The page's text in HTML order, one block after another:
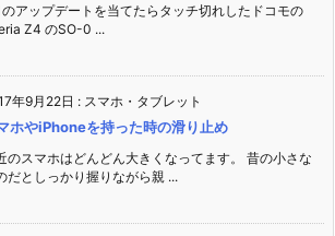
アップデートを当てたらタッチ切れしたドコモの
Z4 のSO-0 ...
年9月22日 : スマホ・タブレット
ホやiPhoneを持った時の滑り止め
のスマホはどんどん大きくなってます。 昔の小さな
だとしっかり握りながら親 ...